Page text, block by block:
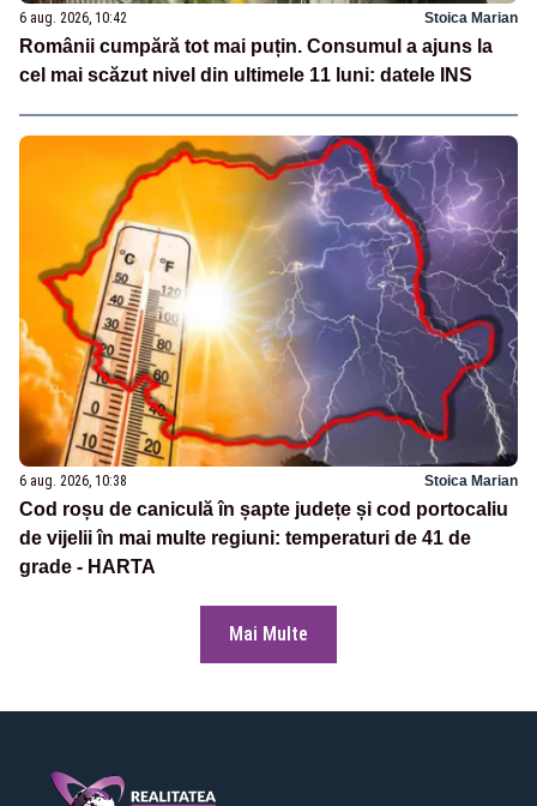
6 aug. 2026, 10:42 Stoica Marian
Românii cumpără tot mai puțin. Consumul a ajuns la
cel mai scăzut nivel din ultimele 11 luni: datele INS
6 aug. 2026, 10:38 Stoica Marian
Cod roșu de caniculă în șapte județe și cod portocaliu
de vijelii în mai multe regiuni: temperaturi de 41 de
grade - HARTA
Mai Multe